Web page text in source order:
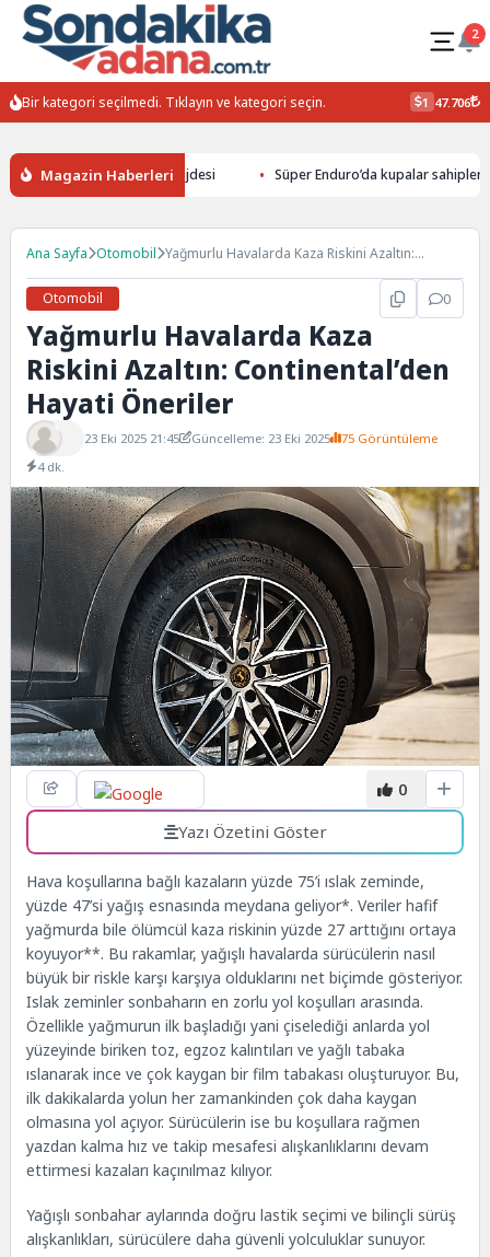
2
Bir kategori seçilmedi. Tıklayın ve kategori seçin. 1 47.706
Magazin Haberleri
uluslararası yarışma müjdesi Süper Enduro’da kupalar sahiplerini
Ana Sayfa Otomobil Yağmurlu Havalarda Kaza Riskini Azaltın:
Otomobil
0
Yağmurlu Havalarda Kaza
Riskini Azaltın: Continental’den
Hayati Öneriler
23 Eki 2025 21:45 Güncelleme: 23 Eki 2025
75 Görüntüleme
4 dk.
0
Yazı Özetini Göster
Hava koşullarına bağlı kazaların yüzde 75’i ıslak zeminde,
yüzde 47’si yağış esnasında meydana geliyor*. Veriler hafif
yağmurda bile ölümcül kaza riskinin yüzde 27 arttığını ortaya
koyuyor**. Bu rakamlar, yağışlı havalarda sürücülerin nasıl
büyük bir riskle karşı karşıya olduklarını net biçimde gösteriyor.
Islak zeminler sonbaharın en zorlu yol koşulları arasında.
Özellikle yağmurun ilk başladığı yani çiselediği anlarda yol
yüzeyinde biriken toz, egzoz kalıntıları ve yağlı tabaka
ıslanarak ince ve çok kaygan bir film tabakası oluşturuyor. Bu,
ilk dakikalarda yolun her zamankinden çok daha kaygan
olmasına yol açıyor. Sürücülerin ise bu koşullara rağmen
yazdan kalma hız ve takip mesafesi alışkanlıklarını devam
ettirmesi kazaları kaçınılmaz kılıyor.
Yağışlı sonbahar aylarında doğru lastik seçimi ve bilinçli sürüş
alışkanlıkları, sürücülere daha güvenli yolculuklar sunuyor.